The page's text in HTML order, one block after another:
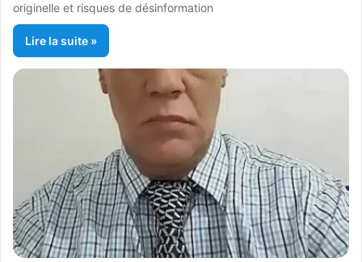
originelle et risques de désinformation
Lire la suite »